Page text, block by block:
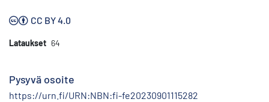
CC BY 4.0
Lataukset 64
Pysyvä osoite
https://urn.fi/URN:NBN:fi-fe20230901115282